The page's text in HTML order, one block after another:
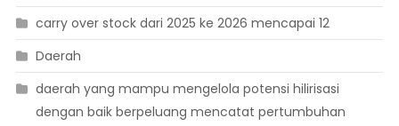
carry over stock dari 2025 ke 2026 mencapai 12
Daerah
daerah yang mampu mengelola potensi hilirisasi
dengan baik berpeluang mencatat pertumbuhan